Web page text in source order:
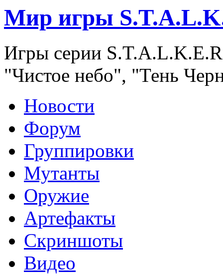
Мир игры
Игры серии
"Чистое небо", "Тень
Новости
Форум
Группировки
Мутанты
Оружие
Артефакты
Скриншоты
Видео